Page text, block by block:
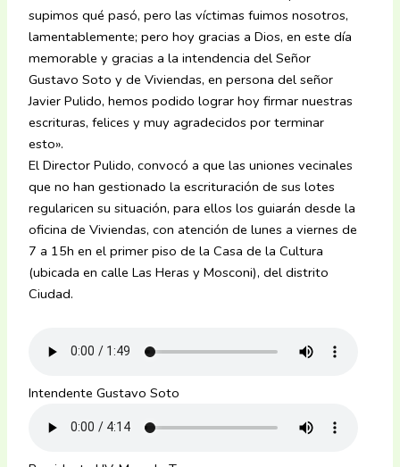
supimos qué pasó, pero las víctimas fuimos nosotros,
lamentablemente; pero hoy gracias a Dios, en este día
memorable y gracias a la intendencia del Señor
Gustavo Soto y de Viviendas, en persona del señor
Javier Pulido, hemos podido lograr hoy firmar nuestras
escrituras, felices y muy agradecidos por terminar
esto».
El Director Pulido, convocó a que las uniones vecinales
que no han gestionado la escrituración de sus lotes
regularicen su situación, para ellos los guiarán desde la
oficina de Viviendas, con atención de lunes a viernes de
7 a 15h en el primer piso de la Casa de la Cultura
(ubicada en calle Las Heras y Mosconi), del distrito
Ciudad.
Intendente Gustavo Soto